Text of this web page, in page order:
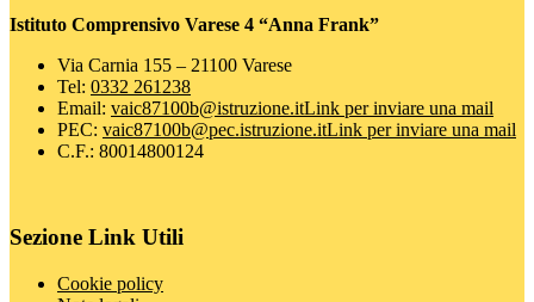
Istituto Comprensivo Varese 4 “Anna Frank”
Via Carnia 155 – 21100 Varese
Tel: 0332 261238
Email: vaic87100b@istruzione.itLink per inviare una mail
PEC: vaic87100b@pec.istruzione.itLink per inviare una mail
C.F.: 80014800124
Sezione Link Utili
Cookie policy